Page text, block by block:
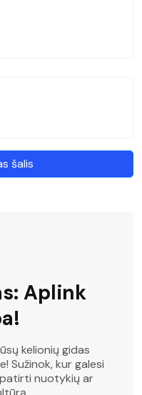
šalis
Aplink
kelionių gidas
Sužinok, kur galesi
nuotykių ar